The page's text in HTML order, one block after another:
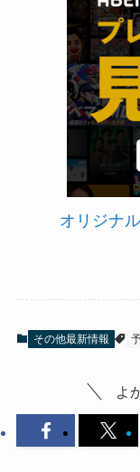
オリジナ
その他最新情報
よ